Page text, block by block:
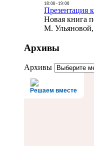
18:00- 19:00
Презентация
Новая книга
М.
Архивы
Архивы
Решаем вместе